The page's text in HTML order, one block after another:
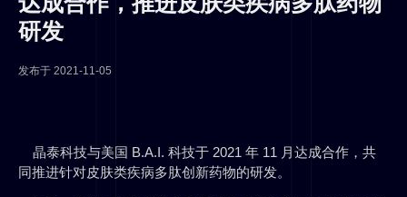
研发
发布于 2021-11-05
晶泰科技与美国 B.A.I. 科技于 2021 年 11 月达成合作，共
同推进针对皮肤类疾病多肽创新药物的研发。